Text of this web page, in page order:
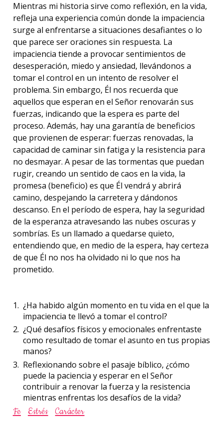
Mientras mi historia sirve como reflexión, en la vida,
refleja una experiencia común donde la impaciencia
surge al enfrentarse a situaciones desafiantes o lo
que parece ser oraciones sin respuesta. La
impaciencia tiende a provocar sentimientos de
desesperación, miedo y ansiedad, llevándonos a
tomar el control en un intento de resolver el
problema. Sin embargo, Él nos recuerda que
aquellos que esperan en el Señor renovarán sus
fuerzas, indicando que la espera es parte del
proceso. Además, hay una garantía de beneficios
que provienen de esperar: fuerzas renovadas, la
capacidad de caminar sin fatiga y la resistencia para
no desmayar. A pesar de las tormentas que puedan
rugir, creando un sentido de caos en la vida, la
promesa (beneficio) es que Él vendrá y abrirá
camino, despejando la carretera y dándonos
descanso. En el período de espera, hay la seguridad
de la esperanza atravesando las nubes oscuras y
sombrías. Es un llamado a quedarse quieto,
entendiendo que, en medio de la espera, hay certeza
de que Él no nos ha olvidado ni lo que nos ha
prometido.
¿Ha habido algún momento en tu vida en el que la
impaciencia te llevó a tomar el control?
¿Qué desafíos físicos y emocionales enfrentaste
como resultado de tomar el asunto en tus propias
manos?
Reflexionando sobre el pasaje bíblico, ¿cómo
puede la paciencia y esperar en el Señor
contribuir a renovar la fuerza y la resistencia
mientras enfrentas los desafíos de la vida?
Fe Estrés Carácter